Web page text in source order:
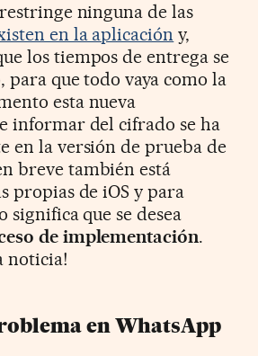
ninguna de las
en la aplicación y,
los tiempos de entrega se
para que todo vaya como la
esta nueva
informar del cifrado se ha
en la versión de prueba de
breve también está
propias de iOS y para
significa que se desea
de implementación.
noticia!
en WhatsApp